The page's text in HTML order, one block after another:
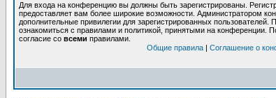
Для входа на конференцию вы должны быть зарегистрированы.
предоставляет вам более широкие возможности. Администратором
дополнительные привилегии для зарегистрированных
ознакомиться с правилами и политикой, принятыми на конференции.
согласие со всеми правилами.
Общие правила | Соглашение о